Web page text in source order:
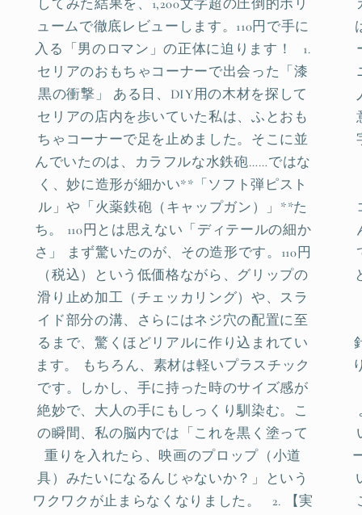
してみた結果を、1,200文字超の圧倒的ボリ
ュームで徹底レビューします。110円で手に
入る「男のロマン」の正体に迫ります！ 1.
セリアのおもちゃコーナーで出会った「漆
黒の衝撃」 ある日、DIY用の木材を探して
セリアの店内を歩いていた私は、ふとおも
ちゃコーナーで足を止めました。そこに並
んでいたのは、カラフルな水鉄砲……ではな
く、妙に造形が細かい**「ソフト弾ピスト
ル」や「火薬鉄砲（キャップガン）」**た
ち。 110円とは思えない「ディテールの細か
さ」 まず驚いたのが、その造形です。110円
（税込）という低価格ながら、グリップの
滑り止め加工（チェッカリング）や、スラ
イド部分の溝、さらにはネジ穴の配置に至
るまで、驚くほどリアルに作り込まれてい
ます。 もちろん、素材は軽いプラスチック
です。しかし、手に持った時のサイズ感が
絶妙で、大人の手にもしっくり馴染む。こ
の瞬間、私の脳内では「これを黒く塗って
重りを入れたら、映画のプロップ（小道
具）みたいになるんじゃないか？」という
ワクワクが止まらなくなりました。 2. 【実